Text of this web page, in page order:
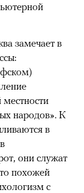
замечает в
местности
народов». К
в
они служат
похожей
с